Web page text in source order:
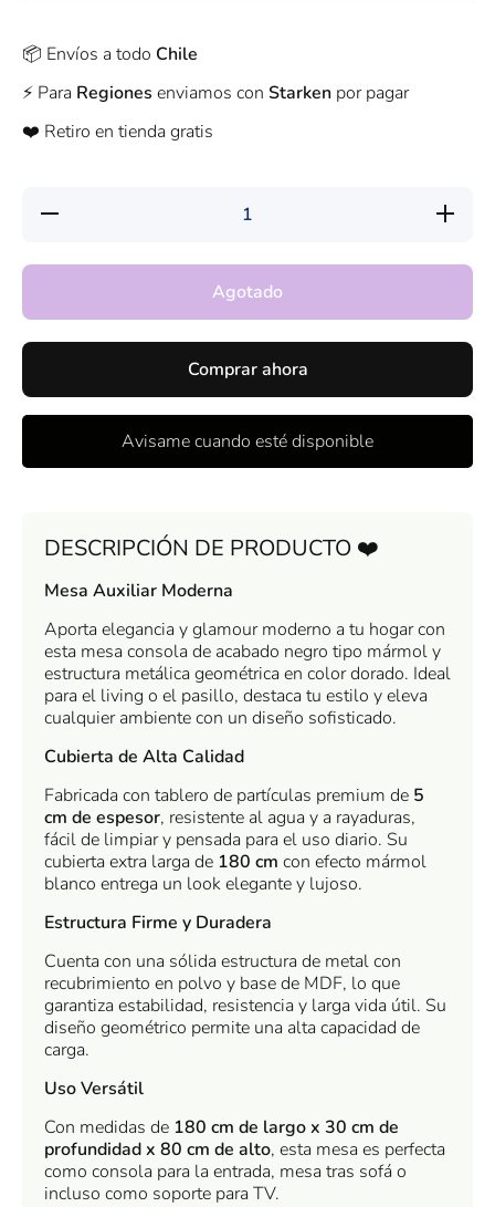
📦 Envíos a todo Chile
⚡️ Para Regiones enviamos con Starken por pagar
❤️ Retiro en tienda gratis
Reducir
Dorado
Aumentar
cantidad
Tipo
Negro
Dorado
Agotado
Comprar ahora
Avisame cuando esté disponible
DESCRIPCIÓN DE PRODUCTO ❤️
Mesa Auxiliar Moderna
Aporta elegancia y glamour moderno a tu hogar con
esta mesa consola de acabado negro tipo mármol y
estructura metálica geométrica en color dorado. Ideal
para el living o el pasillo, destaca tu estilo y eleva
cualquier ambiente con un diseño sofisticado.
Cubierta de Alta Calidad
Fabricada con tablero de partículas premium de 5
cm de espesor, resistente al agua y a rayaduras,
fácil de limpiar y pensada para el uso diario. Su
cubierta extra larga de 180 cm con efecto mármol
blanco entrega un look elegante y lujoso.
Estructura Firme y Duradera
Cuenta con una sólida estructura de metal con
recubrimiento en polvo y base de MDF, lo que
garantiza estabilidad, resistencia y larga vida útil. Su
diseño geométrico permite una alta capacidad de
carga.
Uso Versátil
Con medidas de 180 cm de largo x 30 cm de
profundidad x 80 cm de alto, esta mesa es perfecta
como consola para la entrada, mesa tras sofá o
incluso como soporte para TV.